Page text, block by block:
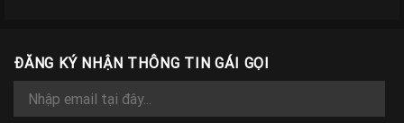
ĐĂNG KÝ NHẬN THÔNG TIN GÁI GỌI